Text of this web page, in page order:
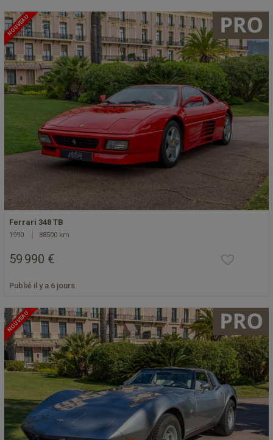
NOUVEAU
Ferrari 348 TB
1990 88500 km
59 990 €
Publié il y a 6 jours
NOUVEAU